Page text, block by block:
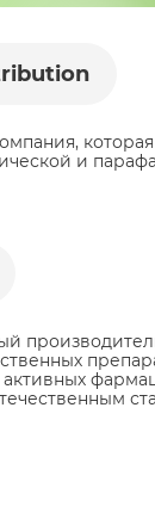
и
активных